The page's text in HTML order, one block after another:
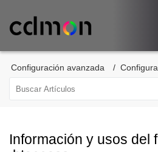
Configuración avanzada
Información y usos del